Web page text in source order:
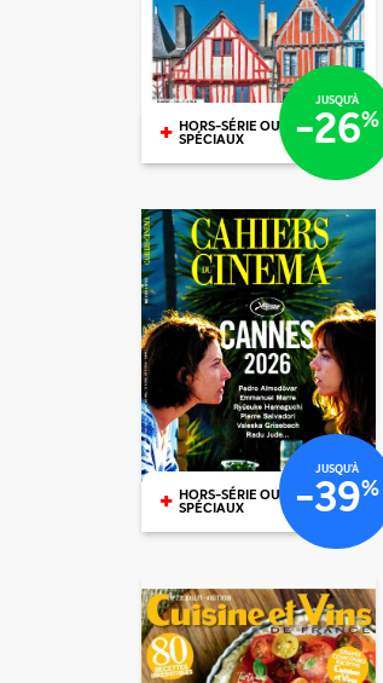
+ HORS-SÉRIE OU N°
SPÉCIAUX
JUSQU'À
-26%
/mois
€70/mois
+ HORS-SÉRIE OU N°
SPÉCIAUX
JUSQU'À
-39%
€37
/mois
€25/mois